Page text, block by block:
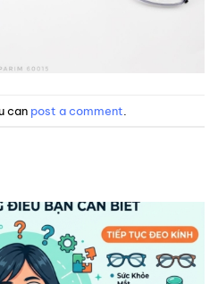
can post a comment